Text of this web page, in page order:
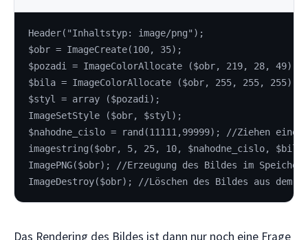
Header("Inhaltstyp: image/png");
$obr = ImageCreate(100, 35);
$pozadi = ImageColorAllocate ($obr, 219, 28, 49);
$bila = ImageColorAllocate ($obr, 255, 255,
$styl = array ($pozadi);
ImageSetStyle ($obr, $styl);
$nahodne_cislo = rand(11111,99999); //Ziehen
imagestring($obr, 5, 25, 10, $nahodne_cislo,
ImagePNG($obr); //Erzeugung des Bildes im Speicher
ImageDestroy($obr); //Löschen des Bildes aus
Das Rendering des Bildes ist dann nur noch eine Frage